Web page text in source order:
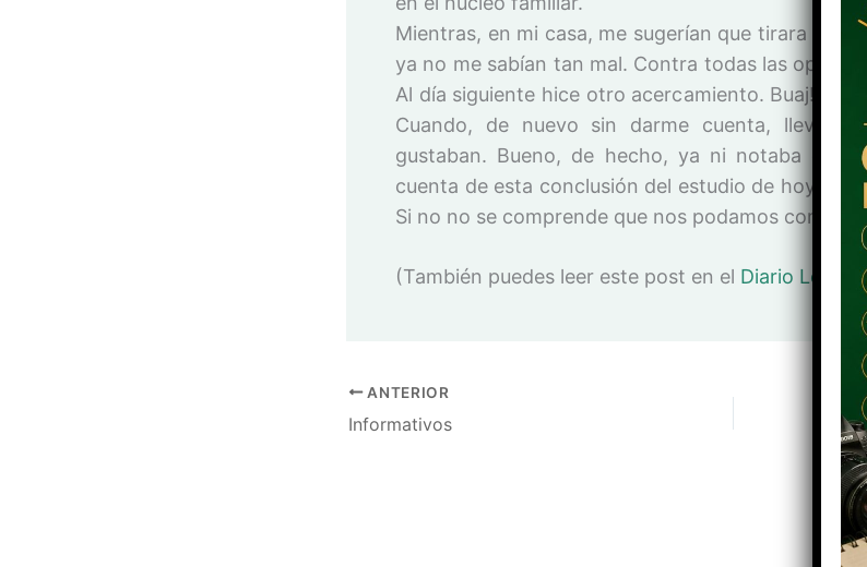
Mientras, en mi casa, me sugerían que tirara a la
ya no me sabían tan mal. Contra todas las
Al día siguiente hice otro acercamiento. Buaj! La
Cuando, de nuevo sin darme cuenta, llevaba
gustaban. Bueno, de hecho, ya ni notaba el
cuenta de esta conclusión del estudio de hoy: las
Si no no se comprende que nos podamos comer
(También puedes leer este post en el Diario
ANTERIOR
Informativos